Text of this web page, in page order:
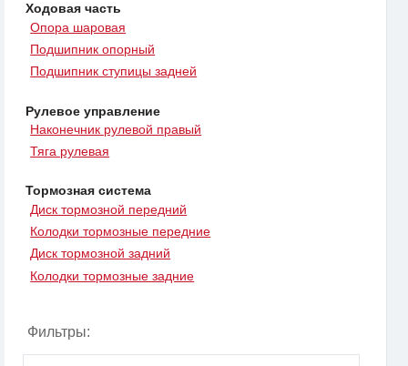
Ходовая часть
Опора шаровая
Подшипник опорный
Подшипник ступицы задней
Рулевое управление
Наконечник рулевой правый
Тяга рулевая
Тормозная система
Диск тормозной передний
Колодки тормозные передние
Диск тормозной задний
Колодки тормозные задние
Фильтры: